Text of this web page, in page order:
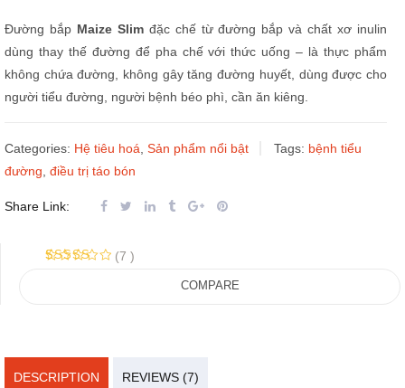
Đường bắp Maize Slimđặc chế từ đường bắp và chất xơ inulin
dùng thay thế đường để pha chế với thức uống – là thực phẩm
không chứa đường, không gây tăng đường huyết, dùng được cho
người tiểu đường, người bệnh béo phì, cần ăn kiêng.
Categories: Hệ tiêu hoá, Sản phẩm nổi bật Tags: bệnh tiểu
đường, điều trị táo bón
Share Link:
(7 )
COMPARE
DESCRIPTION REVIEWS (7)